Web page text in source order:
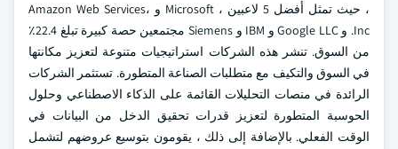
، حيث تمثل أفضل 5 لاعبين ، Microsoft و Amazon Web Services،
Inc. و Google LLC و IBM و Siemens مجتمعين حصة كبيرة تبلغ 22.4٪
من السوق. تنشر هذه الشركات استراتيجيات متنوعة لتعزيز مكانتها
في السوق والتكيف مع متطلبات الصناعة المتطورة. تستثمر الشركات
الرائدة في منصات التحليلات القائمة على الذكاء الاصطناعي وحلول
الحوسبة المتطورة لتعزيز قدرات تحقيق الدخل من البيانات في
الوقت الفعلي. بالإضافة إلى ذلك ، يقومون بتوسيع عروضهم لتشمل